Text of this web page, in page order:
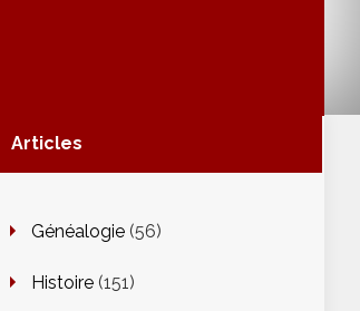
Articles
Généalogie (56)
Histoire (151)